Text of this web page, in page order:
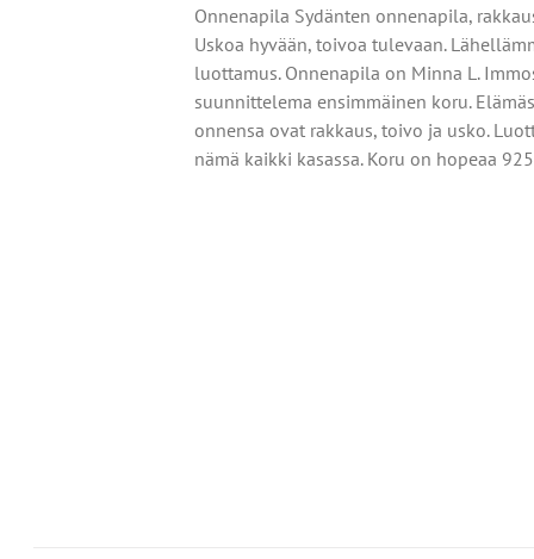
Onnenapila Sydänten onnenapila,
Uskoa hyvään, toivoa tulevaan.
luottamus. Onnenapila on Minna L.
suunnittelema ensimmäinen koru.
onnensa ovat rakkaus, toivo ja usko.
nämä kaikki kasassa. Koru on hopeaa